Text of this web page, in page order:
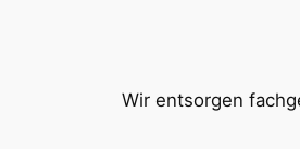
Wir entsorgen